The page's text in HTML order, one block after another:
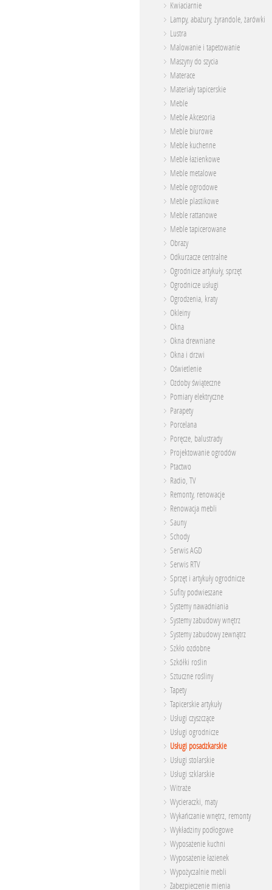
Kwiaciarnie
Lampy, abażury, żyrandole, żarówki
Lustra
Malowanie i tapetowanie
Maszyny do szycia
Materace
Materiały tapicerskie
Meble
Meble Akcesoria
Meble biurowe
Meble kuchenne
Meble łazienkowe
Meble metalowe
Meble ogrodowe
Meble plastikowe
Meble rattanowe
Meble tapicerowane
Obrazy
Odkurzacze centralne
Ogrodnicze artykuły, sprzęt
Ogrodnicze usługi
Ogrodzenia, kraty
Okleiny
Okna
Okna drewniane
Okna i drzwi
Oświetlenie
Ozdoby świąteczne
Pomiary elektryczne
Parapety
Porcelana
Poręcze, balustrady
Projektowanie ogrodów
Ptactwo
Radio, TV
Remonty, renowacje
Renowacja mebli
Sauny
Schody
Serwis AGD
Serwis RTV
Sprzęt i artykuły ogrodnicze
Sufity podwieszane
Systemy nawadniania
Systemy zabudowy wnętrz
Systemy zabudowy zewnątrz
Szkło ozdobne
Szkółki roślin
Sztuczne rośliny
Tapety
Tapicerskie artykuły
Usługi czyszczące
Usługi ogrodnicze
Usługi posadzkarskie
Usługi stolarskie
Usługi szklarskie
Witraże
Wycieraczki, maty
Wykańczanie wnętrz, remonty
Wykładziny podłogowe
Wyposażenie kuchni
Wyposażenie łazienek
Wypożyczalnie mebli
Zabezpieczenie mienia